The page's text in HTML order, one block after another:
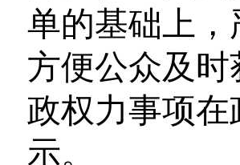
单的基础上
方便公众及
政权力事项
示。